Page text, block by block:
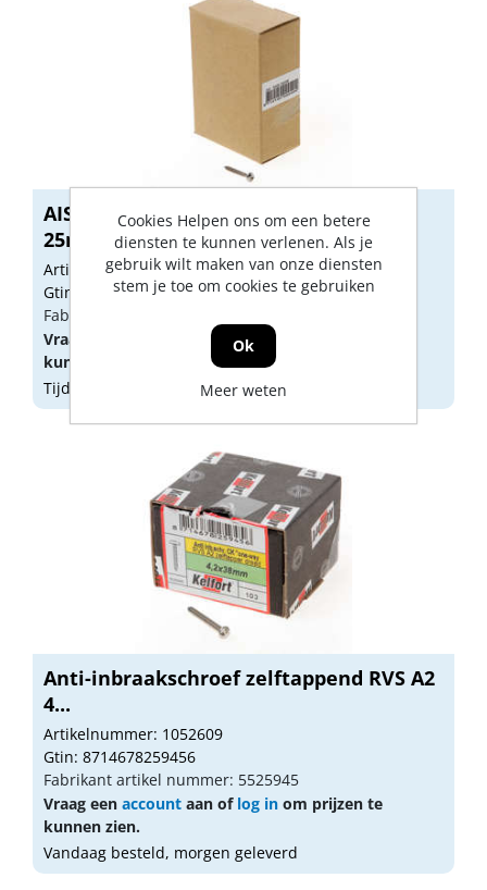
AIS 5025B Anti-inbraakschroef 5.0 x
25mm...
Artikelnummer: 1052581
Gtin: 8714140000395
Fabrikant artikel nummer: 0112.400.5025
Vraag een
aan oflog in
kunnen zien.
Tijdelijk niet op voorraad
Anti-inbraakschroef zelftappend RVS A2
4...
Artikelnummer: 1052609
Gtin: 8714678259456
Fabrikant artikel nummer: 5525945
Vraag een account aan of log in om prijzen te
kunnen zien.
Vandaag besteld, morgen geleverd
Cookies Helpen ons om een betere
diensten te kunnen verlenen. Als je
gebruik wilt maken van onze diensten
stem je toe om cookies te gebruiken
Ok
Meer weten